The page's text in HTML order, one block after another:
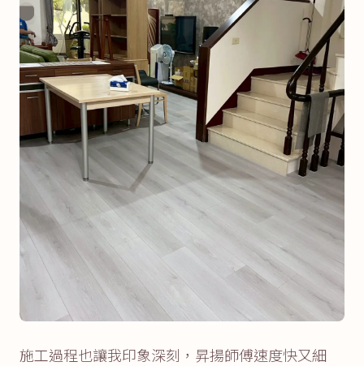
施工過程也讓我印象深刻，昇揚師傅速度快又細